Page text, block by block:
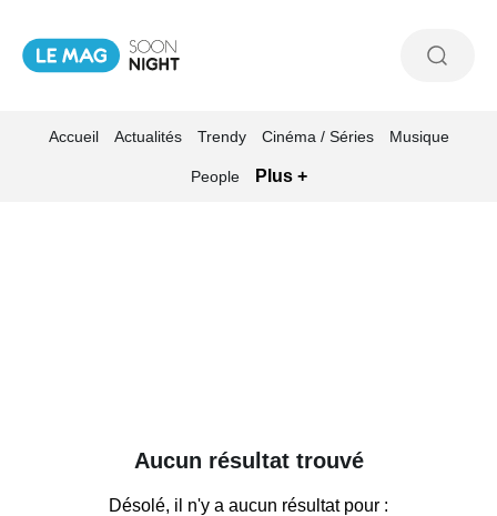
Accueil Actualités Trendy Cinéma / Séries Musique
People Plus +
Aucun résultat trouvé
Désolé, il n'y a aucun résultat pour :